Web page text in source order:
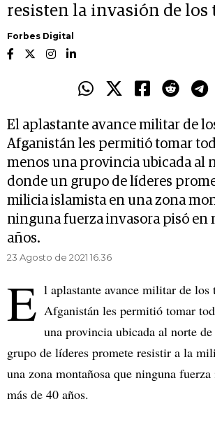
resisten la invasión de los
Forbes Digital
El aplastante avance militar de
Afganistán les permitió tomar
menos una provincia ubicada al
donde un grupo de líderes
milicia islamista en una zona
ninguna fuerza invasora pisó en
años.
23 Agosto de 2021 16.36
E l aplastante avance militar de los
Afganistán les permitió tomar
una provincia ubicada al norte
grupo de líderes promete resistir a la
una zona montañosa que ninguna
más de 40 años.